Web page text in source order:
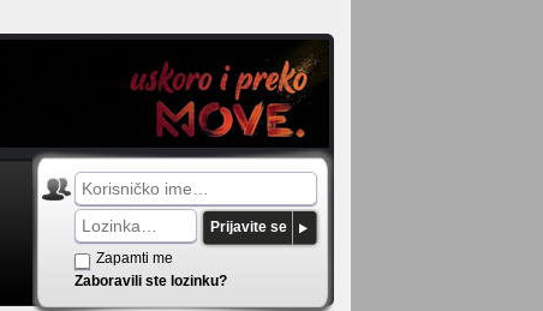
Prijavite se
Zapamti me
Zaboravili ste lozinku?